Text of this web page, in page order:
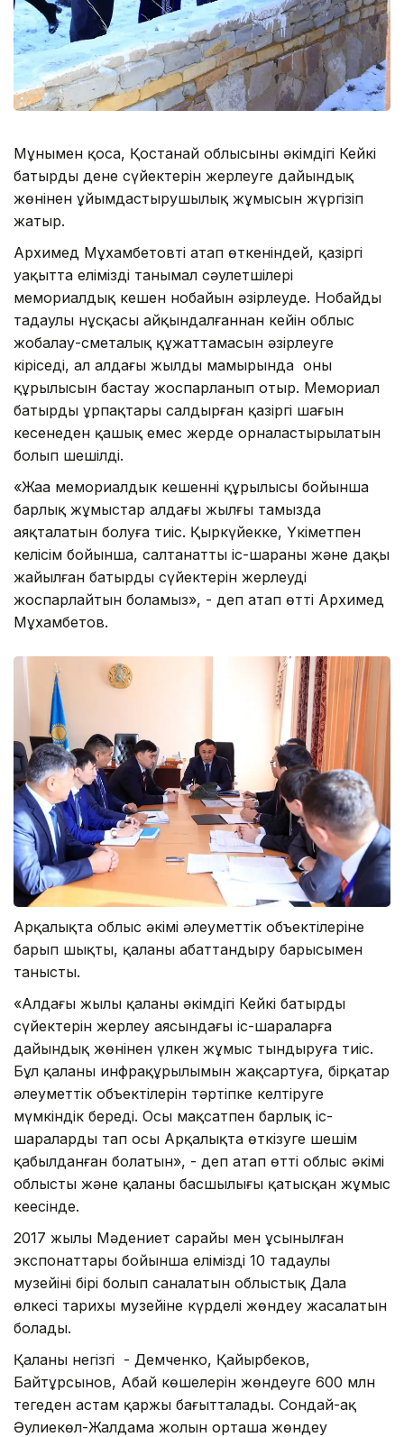
Мұнымен қоса, Қостанай облысының әкімдігі Кейкі
батырдың дене сүйектерін жерлеуге дайындық
жөнінен ұйымдастырушылық жұмысын жүргізіп
жатыр.
Архимед Мұхамбетовтің атап өткеніндей, қазіргі
уақытта еліміздің танымал сәулетшілері
мемориалдық кешен нобайын әзірлеуде. Нобайдың
таңдаулы нұсқасы айқындалғаннан кейін облыс
жобалау-сметалық құжаттамасын әзірлеуге
кіріседі, ал алдағы жылдың мамырында оның
құрылысын бастау жоспарланып отыр. Мемориал
батырдың ұрпақтары салдырған қазіргі шағын
кесенеден қашық емес жерде орналастырылатын
болып шешілді.
«Жаңа мемориалдык кешеннің құрылысы бойынша
барлық жұмыстар алдағы жылғы тамызда
аяқталатын болуға тиіс. Қыркүйекке, Үкіметпен
келісім бойынша, салтанатты іс-шараны және даңқы
жайылған батырдың сүйектерін жерлеуді
жоспарлайтын боламыз», - деп атап өтті Архимед
Мұхамбетов.
Арқалықта облыс әкімі әлеуметтік объектілеріне
барып шықты, қаланы абаттандыру барысымен
танысты.
«Алдағы жылы қаланың әкімдігі Кейкі батырдың
сүйектерін жерлеу аясындағы іс-шараларға
дайындық жөнінен үлкен жұмыс тындыруға тиіс.
Бұл қаланың инфрақұрылымын жақсартуға, бірқатар
әлеуметтік объектілерін тәртіпке келтіруге
мүмкіндік береді. Осы мақсатпен барлық іс-
шараларды тап осы Арқалықта өткізуге шешім
қабылданған болатын», - деп атап өтті облыс әкімі
облыстың және қаланың басшылығы қатысқан жұмыс
кеңесінде.
2017 жылы Мәдениет сарайы мен ұсынылған
экспонаттары бойынша еліміздің 10 таңдаулы
музейінің бірі болып саналатын облыстық Дала
өлкесі тарихы музейіне күрделі жөндеу жасалатын
болады.
Қаланың негізгі - Демченко, Қайырбеков,
Байтұрсынов, Абай көшелерін жөндеуге 600 млн
теңгеден астам қаржы бағытталады. Сондай-ақ
Әулиекөл-Жалдама жолын орташа жөндеу